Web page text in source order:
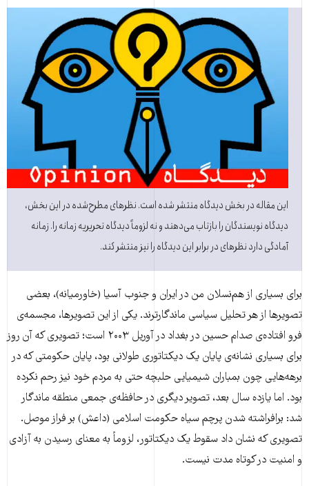
این مقاله در بخش دیدگاه منتشر شده است. نظرهای مطرح‌شده در این بخش،
دیدگاه نویسندگان را بازتاب می‌دهند و نه لزوماً دیدگاه تحریریه زمانه را. زمانه
آمادگی دارد نظرهای در برابر این دیدگاه را نیز منتشر کند.
برای بسیاری از هم‌نسلان من در ایران و جنوب آسیا (خاورمیانه)، بعضی
تصویرها از هر تحلیل سیاسی ماندگارترند. یکی از این تصویرها، مجسمه‌ی
فرو افتاده‌ی صدام حسین در بغداد در آوریل ۲۰۰۳ است؛ تصویری که آن روز
برای بسیاری نشانه‌ی پایان یک دیکتاتوری طولانی بود، پایان حکومتی که در
برهه‌هایی چون بمباران شیمیایی حلبچه حتی به مردم خود نیز رحم نکرده
بود. اما یازده سال بعد، تصویر دیگری در حافظه‌ی جمعی منطقه ماندگار
شد: برافراشته شدن پرچم سیاه حکومت اسلامی (داعش) بر فراز موصل.
تصویری که نشان داد سقوط یک دیکتاتور، لزوماً به معنای رسیدن به آزادی
و امنیت در کوتاه مدت نیست.